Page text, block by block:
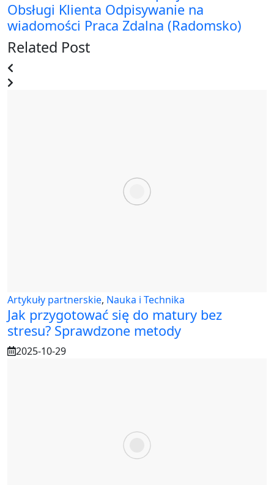
Obsługi Klienta Odpisywanie na
wiadomości Praca Zdalna (Radomsko)
Related Post
Artykuły partnerskie, Nauka i Technika
Jak przygotować się do matury bez
stresu? Sprawdzone metody
2025-10-29